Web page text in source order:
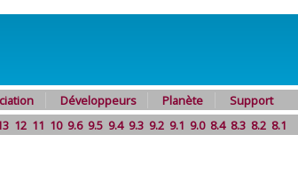
Développeurs Planète
Support
12 11 10 9.6 9.5 9.4 9.3 9.2 9.1 9.0 8.4 8.3 8.2 8.1